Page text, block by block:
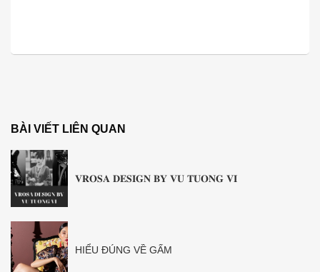
BÀI VIẾT LIÊN QUAN
𝐕𝐑𝐎𝐒𝐀 𝐃𝐄𝐒𝐈𝐆𝐍 𝐁𝐘 𝐕𝐔 𝐓𝐔𝐎𝐍𝐆 𝐕𝐈
HIỂU ĐÚNG VỀ GẤM